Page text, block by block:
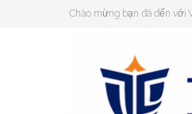
Chào mừng bạn đã đến với